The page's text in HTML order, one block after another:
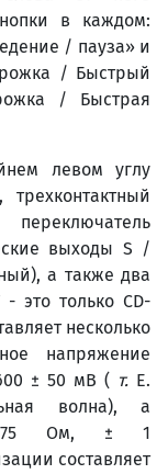
в каждом:
/ пауза» и
/ Быстрый
/ Быстрая
левом углу
трехконтактный
выходы S /
а также два
это только CD-
несколько
напряжение
± 50 мВ ( т. Е.
волна), а
- 75 Ом, ± 1
составляет